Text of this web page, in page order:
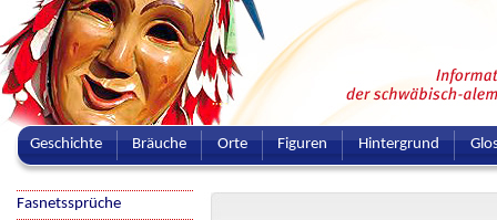
Geschichte Bräuche Orte Figuren Hintergrund
Fasnetssprüche